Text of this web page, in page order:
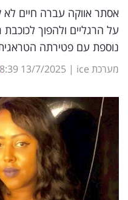
וטק
שיווק
ופרסום
מדדים
ומחקרים
דעות
רכילות
אסתר אווקה עברה חיים
על הרגליים ולהפוך
נוספת עם פטירתה
מערכת ice |
13/7/2025
8:39